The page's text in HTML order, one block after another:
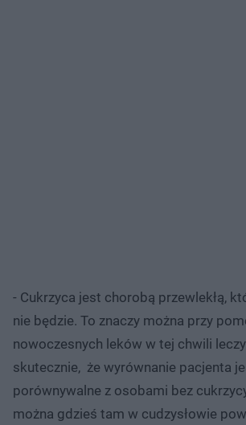
- Cukrzyca jest chorobą przewlekłą,
nie będzie. To znaczy można przy
nowoczesnych leków w tej chwili
skutecznie, że wyrównanie pacjenta
porównywalne z osobami bez
można gdzieś tam w cudzysłowie